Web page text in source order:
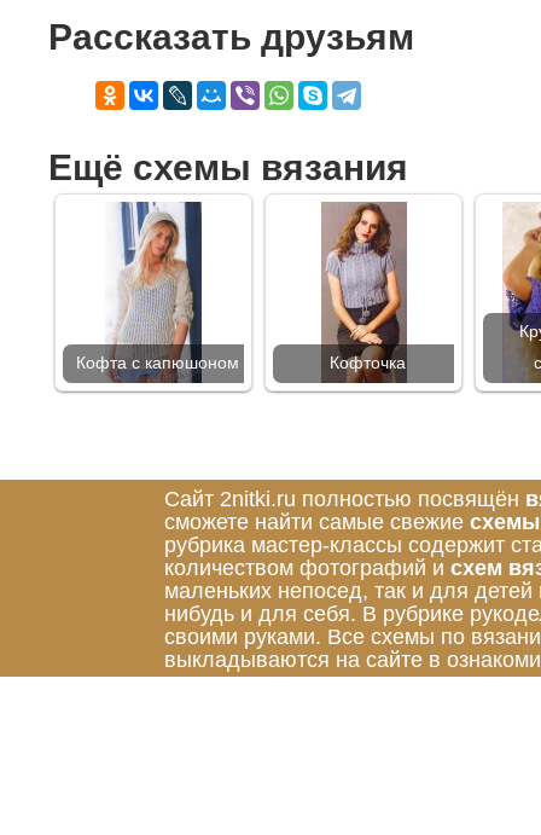
Рассказать друзьям
Ещё схемы вязания
Кофта с капюшоном Кофточка
Сайт 2nitki.ru полностью посвящён
сможете найти самые свежие схемы
рубрика мастер-классы содержит
количеством фотографий и схем
маленьких непосед, так и для
нибудь и для себя. В рубрике
своими руками. Все схемы по
выкладываются на сайте в